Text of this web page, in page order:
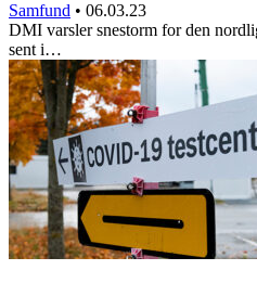
Samfund • 06.03.23
DMI varsler snestorm for den
sent i…